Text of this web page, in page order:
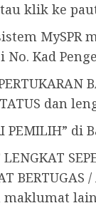
klik ke
MySPR
Kad
dan
PEMILIH” di
BERTUGAS
maklumat